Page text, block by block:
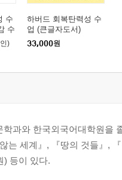
수
수
)
하버드 회복탄력성 수
업 (큰글자도서)
33,000원
학과와 한국외국어대학원을
는 세계』, 『땅의 것들』,
) 등이 있다.